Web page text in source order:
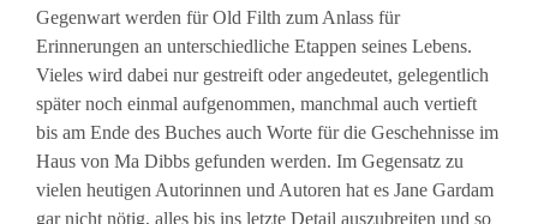
Gegenwart werden für Old Filth zum Anlass für
Erinnerungen an unterschiedliche Etappen seines Lebens.
Vieles wird dabei nur gestreift oder angedeutet, gelegentlich
später noch einmal aufgenommen, manchmal auch vertieft
bis am Ende des Buches auch Worte für die Geschehnisse im
Haus von Ma Dibbs gefunden werden. Im Gegensatz zu
vielen heutigen Autorinnen und Autoren hat es Jane Gardam
gar nicht nötig, alles bis ins letzte Detail auszubreiten und so